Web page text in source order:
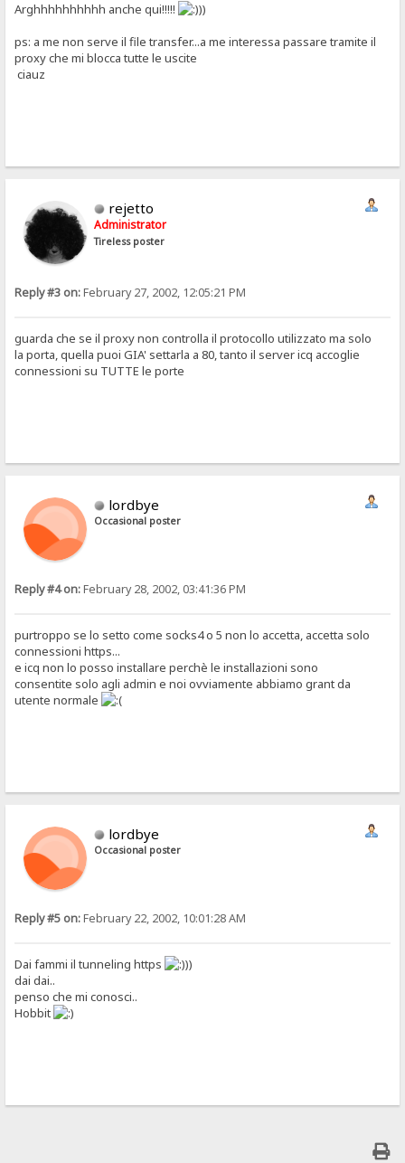
Arghhhhhhhhhh anche qui!!!!!
))
ps: a me non serve il file transfer...a me interessa passare tramite il
proxy che mi blocca tutte le uscite
ciauz
rejetto
Administrator
Tireless poster
Reply #3 on:February 27, 2002, 12:05:21 PM
guarda che se il proxy non controlla il protocollo utilizzato ma solo
la porta, quella puoi GIA' settarla a 80, tanto il server icq accoglie
connessioni su TUTTE le porte
lordbye
Occasional poster
Reply #4 on:February 28, 2002, 03:41:36 PM
purtroppo se lo setto come socks4 o 5 non lo accetta, accetta solo
connessioni https...
e icq non lo posso installare perchè le installazioni sono
consentite solo agli admin e noi ovviamente abbiamo grant da
utente normale
lordbye
Occasional poster
Reply #5 on:February 22, 2002, 10:01:28 AM
Dai fammi il tunneling https
))
dai dai..
penso che mi conosci..
Hobbit